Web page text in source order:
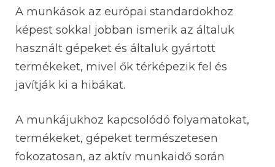
A munkások az európai standardokhoz
képest sokkal jobban ismerik az általuk
használt gépeket és általuk gyártott
termékeket, mivel ők térképezik fel és
javítják ki a hibákat.
A munkájukhoz kapcsolódó folyamatokat,
termékeket, gépeket természetesen
fokozatosan, az aktív munkaidő során